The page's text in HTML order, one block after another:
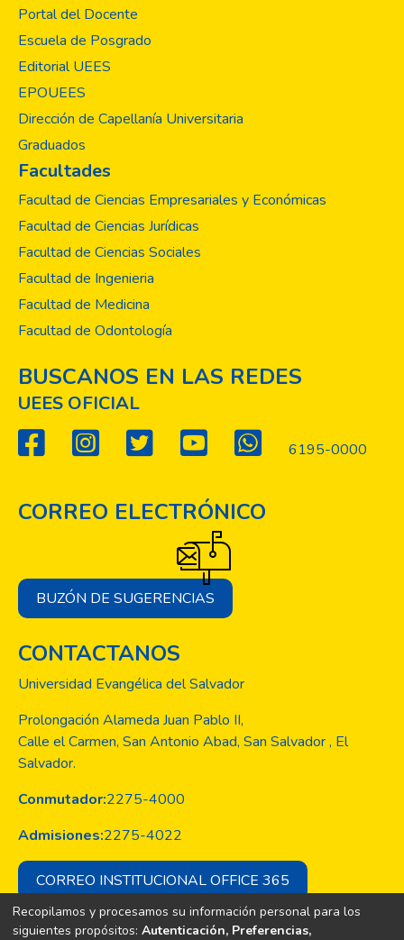
Portal del Docente
Escuela de Posgrado
Editorial UEES
EPOUEES
Dirección de Capellanía Universitaria
Graduados
Facultades
Facultad de Ciencias Empresariales y Económicas
Facultad de Ciencias Jurídicas
Facultad de Ciencias Sociales
Facultad de Ingenieria
Facultad de Medicina
Facultad de Odontología
BUSCANOS EN LAS REDES
UEES OFICIAL
6195-0000
CORREO ELECTRÓNICO
BUZÓN DE SUGERENCIAS
CONTACTANOS
Universidad Evangélica del Salvador
Prolongación Alameda Juan Pablo II,
Calle el Carmen, San Antonio Abad, San Salvador , El
Salvador.
Conmutador:2275-4000
Admisiones:2275-4022
CORREO INSTITUCIONAL OFFICE 365
Recopilamos y procesamos su información personal para los
siguientes propósitos: Autenticación, Preferencias,